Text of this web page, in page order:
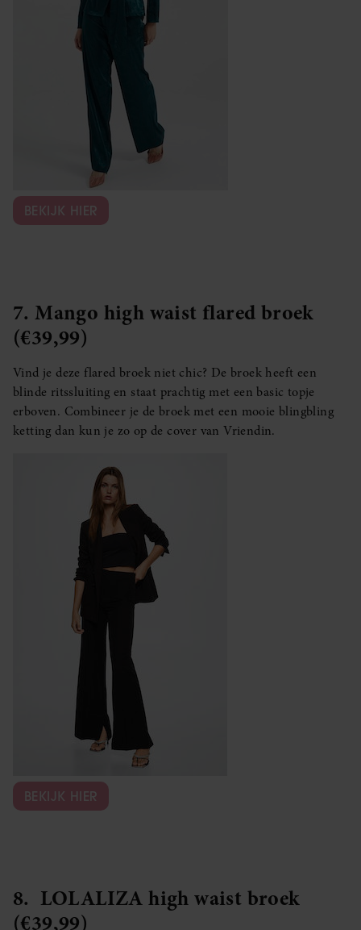
BEKIJK HIER
7. Mango high waist flared broek
(€39,99)
Vind je deze flared broek niet chic? De broek heeft een
blinde ritssluiting en staat prachtig met een basic topje
erboven. Combineer je de broek met een mooie blingbling
ketting dan kun je zo op de cover van Vriendin.
BEKIJK HIER
8. LOLALIZA high waist broek
(€39,99)